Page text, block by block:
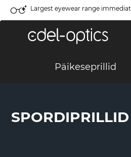
Largest eyewear range
Päikeseprillid